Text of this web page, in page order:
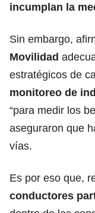
incumplan la
Sin embargo,
Movilidad
estratégicos de
monitoreo de
“para medir los
aseguraron que
vías.
Es por eso que,
conductores